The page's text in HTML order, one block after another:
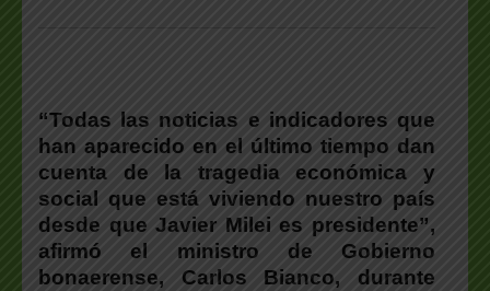
“Todas las noticias e indicadores que
han aparecido en el último tiempo dan
cuenta de la tragedia económica y
social que está viviendo nuestro país
desde que Javier Milei es presidente”,
afirmó el ministro de Gobierno
bonaerense, Carlos Bianco, durante